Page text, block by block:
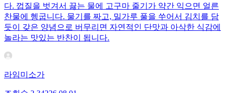
다. 껍질을 벗겨서 끓는 물에 고구마 줄기가 약간 익으면 얼른
찬물에 헹굽니다. 물기를 짜고, 밀가루 풀을 쑤어서 김치를 담
듯이 갖은 양념으로 버무리면 자연적인 단맛과 아삭한 식감에
놀라는 맛있는 반찬이 됩니다.
라임미소가